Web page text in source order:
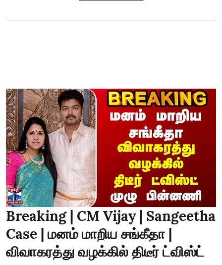
Breaking | CM Vijay | Sangeetha
Case | மனம் மாறிய சங்கீதா |
விவாகரத்து வழக்கில் திடீர் ட்விஸ்ட்